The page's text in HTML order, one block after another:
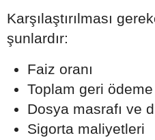
Karşılaştırılması
şunlardır:
Faiz oranı
Toplam geri ödeme
Dosya masrafı ve
Sigorta maliyetleri